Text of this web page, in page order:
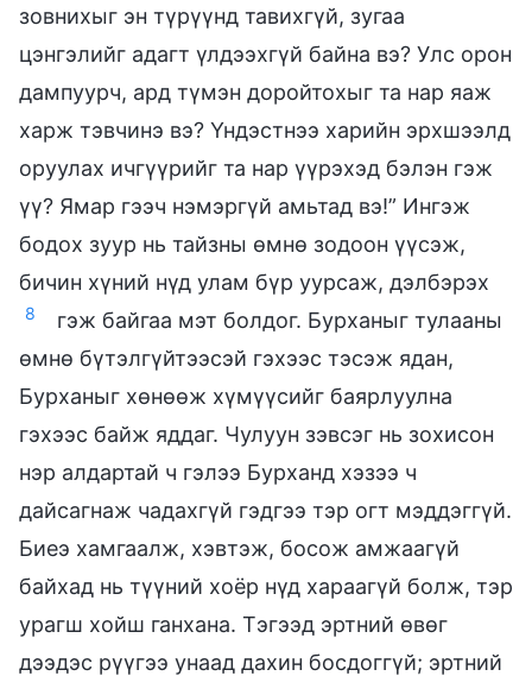
зовнихыг эн түрүүнд тавихгүй, зугаа
цэнгэлийг адагт үлдээхгүй байна вэ? Улс орон
дампуурч, ард түмэн доройтохыг та нар яаж
харж тэвчинэ вэ? Үндэстнээ харийн эрхшээлд
оруулах ичгүүрийг та нар үүрэхэд бэлэн гэж
үү? Ямар гээч нэмэргүй амьтад вэ!” Ингэж
бодох зуур нь тайзны өмнө зодоон үүсэж,
бичин хүний нүд улам бүр уурсаж, дэлбэрэх
8
гэж байгаа мэт болдог. Бурханыг тулааны
өмнө бүтэлгүйтээсэй гэхээс тэсэж ядан,
Бурханыг хөнөөж хүмүүсийг баярлуулна
гэхээс байж яддаг. Чулуун зэвсэг нь зохисон
нэр алдартай ч гэлээ Бурханд хэзээ ч
дайсагнаж чадахгүй гэдгээ тэр огт мэддэггүй.
Биеэ хамгаалж, хэвтэж, босож амжаагүй
байхад нь түүний хоёр нүд хараагүй болж, тэр
урагш хойш ганхана. Тэгээд эртний өвөг
дээдэс рүүгээ унаад дахин босдоггүй; эртний